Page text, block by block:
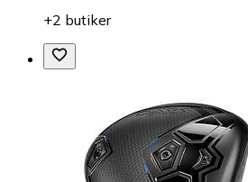
+2 butiker